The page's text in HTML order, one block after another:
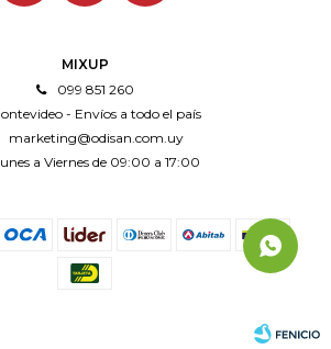
MIXUP
099 851 260
- Envíos a todo el país
marketing@odisan.com.uy
a Viernes de 09:00 a 17:00